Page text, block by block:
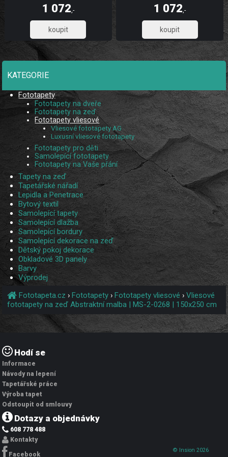
díky UV digitálnímu tisku. Skládá se
ze 3 pruhů.
1 072,-
885,95
díky UV digitálnímu tisku. Skládá se
ze 3 pruhů.
1 072,-
885,95
KATEGORIE
Fototapety
Fototapety na dveře
Fototapety na zeď
Fototapety vliesové
Vliesové fototapety AG
Luxusní vliesové fototapety
Fototapety pro děti
Samolepící fototapety
Fototapety na Vaše přání
Tapety na zeď
Tapetářské nářadí
Lepidla a Penetrace
Bytový textil
Samolepící tapety
Samolepící dlažba
Samolepící bordury
Samolepící dekorace na zeď
Dětský pokoj dekorace
Obkladové 3D panely
Barvy
Výprodej
Fototapeta.cz ›Fototapety ›Fototapety vliesové ›Vliesové
fototapety na zeď Abstraktní malba | MS-2-0268 | 150x250 cm
Hodí se
Informace
Návody na lepení
Tapetářské práce
Výroba tapet
Odstoupit od smlouvy
Dotazy a objednávky
608 778 488
Kontakty
Facebook
© Insion 2026